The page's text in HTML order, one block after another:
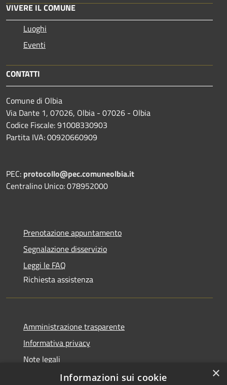
VIVERE IL COMUNE
Luoghi
Eventi
CONTATTI
Comune di Olbia
Via Dante 1, 07026, Olbia - 07026 - Olbia
Codice Fiscale: 91008330903
Partita IVA: 00920660909
PEC: protocollo@pec.comuneolbia.it
Centralino Unico: 078952000
Prenotazione appuntamento
Segnalazione disservizio
Leggi le FAQ
Richiesta assistenza
Amministrazione trasparente
Informativa privacy
Note legali
Dichiarazione di accessibilità
×
Informazioni sui cookie